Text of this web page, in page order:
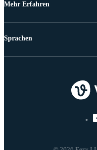
Mehr Erfahren
Sprachen